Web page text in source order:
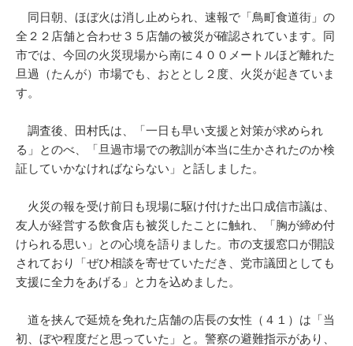
同日朝、ほぼ火は消し止められ、速報で「鳥町食道街」の
全２２店舗と合わせ３５店舗の被災が確認されています。同
市では、今回の火災現場から南に４００メートルほど離れた
旦過（たんが）市場でも、おととし２度、火災が起きていま
す。
調査後、田村氏は、「一日も早い支援と対策が求められ
る」とのべ、「旦過市場での教訓が本当に生かされたのか検
証していかなければならない」と話しました。
火災の報を受け前日も現場に駆け付けた出口成信市議は、
友人が経営する飲食店も被災したことに触れ、「胸が締め付
けられる思い」との心境を語りました。市の支援窓口が開設
されており「ぜひ相談を寄せていただき、党市議団としても
支援に全力をあげる」と力を込めました。
道を挟んで延焼を免れた店舗の店長の女性（４１）は「当
初、ぼや程度だと思っていた」と。警察の避難指示があり、